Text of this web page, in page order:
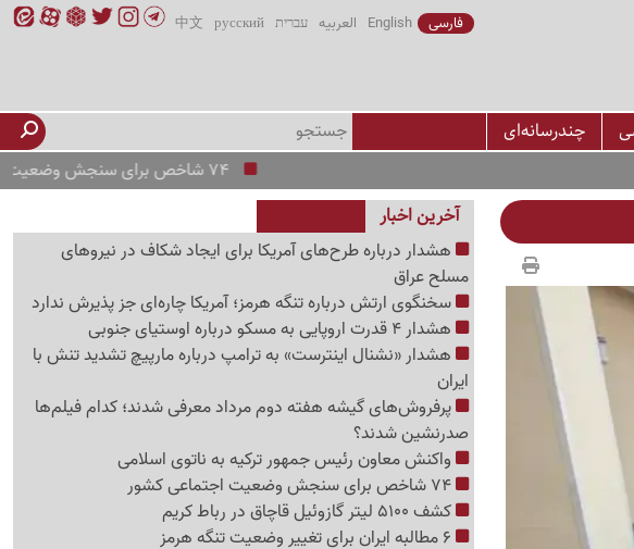
فارسی English العربیه עברית русский
中文
چندرسانه‌ای
آخرین اخبار
هشدار درباره طرح‌های آمریکا برای ایجاد شکاف در نیروهای
مسلح عراق
سخنگوی ارتش درباره تنگه هرمز؛ آمریکا چاره‌ای جز پذیرش ندارد
هشدار 4 قدرت اروپایی به مسکو درباره اوستیای جنوبی
هشدار «نشنال اینترست» به ترامپ درباره مارپیچ تشدید تنش با
ایران
پرفروش‌های گیشه هفته دوم مرداد معرفی شدند؛ کدام فیلم‌ها
صدرنشین شدند؟
واکنش معاون رئیس جمهور ترکیه به ناتوی اسلامی
کشف 5100 لیتر گازوئیل قاچاق در رباط کریم